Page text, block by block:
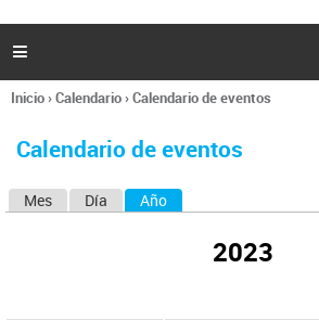
l

Se
usted
Inicio›Calendario›Calendario de eventos
Calendario de eventos
Mes Día Año
2023